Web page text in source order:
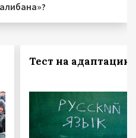
Тест на адаптацию